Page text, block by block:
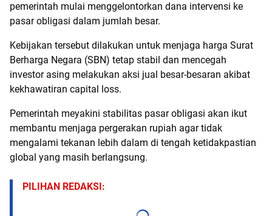
pemerintah mulai menggelontorkan dana intervensi ke
pasar obligasi dalam jumlah besar.
Kebijakan tersebut dilakukan untuk menjaga harga Surat
Berharga Negara (SBN) tetap stabil dan mencegah
investor asing melakukan aksi jual besar-besaran akibat
kekhawatiran capital loss.
Pemerintah meyakini stabilitas pasar obligasi akan ikut
membantu menjaga pergerakan rupiah agar tidak
mengalami tekanan lebih dalam di tengah ketidakpastian
global yang masih berlangsung.
PILIHAN REDAKSI: